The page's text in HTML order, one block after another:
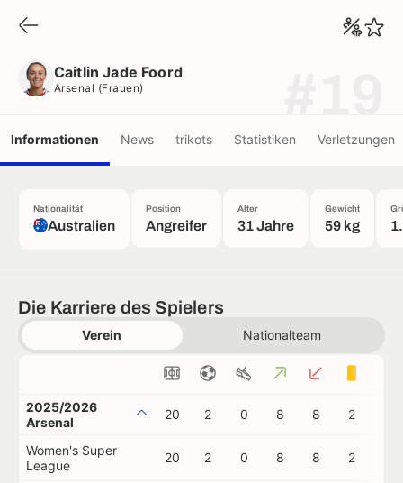
Caitlin Jade Foord
Arsenal (frauen)
Informationen News trikots Statistiken Verletzungen
Nationalität
Australien
Position
Angreifer
Alter
31 Jahre
Gewicht
59 kg
Die Karriere des Spielers
Verein Nationalteam
2025/2026
Arsenal
20 2 0 8 8 2
Women's Super
League
20 2 0 8 8 2